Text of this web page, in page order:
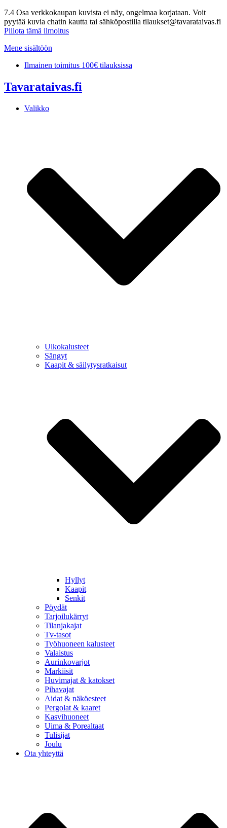
7.4 Osa verkkokaupan kuvista ei näy, ongelmaa korjataan. Voit
pyytää kuvia chatin kautta tai sähköpostilla tilaukset@tavarataivas.fi
Piilota tämä ilmoitus
Mene sisältöön
Ilmainen toimitus 100€ tilauksissa
Tavarataivas.fi
Valikko
Ulkokalusteet
Sängyt
Kaapit & säilytysratkaisut
Hyllyt
Kaapit
Senkit
Pöydät
Tarjoilukärryt
Tilanjakajat
Tv-tasot
Työhuoneen kalusteet
Valaistus
Aurinkovarjot
Markiisit
Huvimajat & katokset
Pihavajat
Aidat & näköesteet
Pergolat & kaaret
Kasvihuoneet
Uima & Porealtaat
Tulisijat
Joulu
Ota yhteyttä